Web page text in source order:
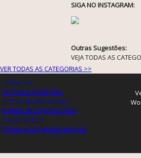
SIGA NO INSTAGRAM:
Outras Sugestões:
VEJA TODAS AS
VER TODAS AS CATEGORIAS >>
Contactos
Termos e Condições
Política de Privacidade
Registo de Organizações
Testemunhos
Parcerias e Agradecimentos